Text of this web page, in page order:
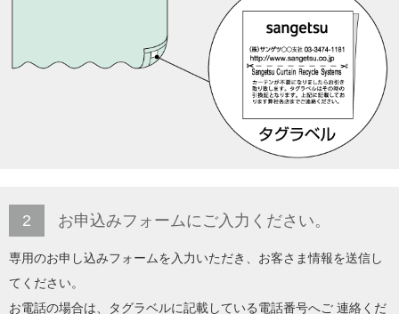
2 お申込みフォームにご入力ください。
専用のお申し込みフォームを入力いただき、お客さま情報を送信し
てください。
お電話の場合は、タグラベルに記載している電話番号へご 連絡くだ